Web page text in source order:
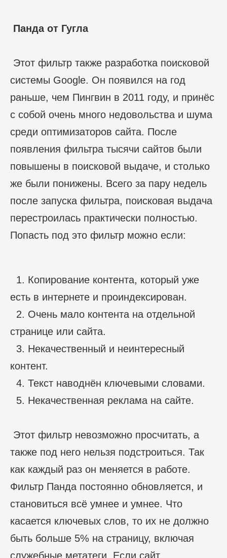
Панда от Гугла
Этот фильтр также разработка поисковой
системы Google. Он появился на год
раньше, чем Пингвин в 2011 году, и принёс
с собой очень много недовольства и шума
среди оптимизаторов сайта. После
появления фильтра тысячи сайтов были
повышены в поисковой выдаче, и столько
же были понижены. Всего за пару недель
после запуска фильтра, поисковая выдача
перестроилась практически полностью.
Попасть под это фильтр можно если:
1. Копирование контента, который уже
есть в интернете и проиндексирован.
2. Очень мало контента на отдельной
странице или сайта.
3. Некачественный и неинтересный
контент.
4. Текст наводнён ключевыми словами.
5. Некачественная реклама на сайте.
Этот фильтр невозможно просчитать, а
также под него нельзя подстроиться. Так
как каждый раз он меняется в работе.
Фильтр Панда постоянно обновляется, и
становиться всё умнее и умнее. Что
касается ключевых слов, то их не должно
быть больше 5% на страницу, включая
служебные метатеги. Если сайт